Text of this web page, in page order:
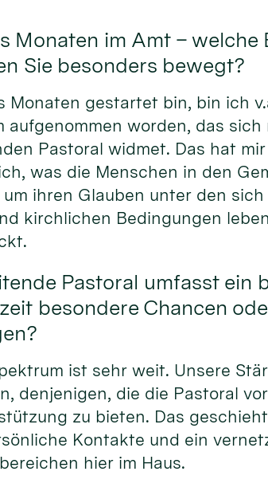
Monaten im Amt –
Sie besonders bewegt?
Monaten gestartet bin, bin ich
aufgenommen worden, das
Pastoral widmet. Das hat
was die Menschen in den
ihren Glauben unter den
kirchlichen Bedingungen
Pastoral umfasst ein
besondere Chancen
ist sehr weit. Unsere
denjenigen, die die Pastoral
zu bieten. Das
Kontakte und ein
hier im Haus.